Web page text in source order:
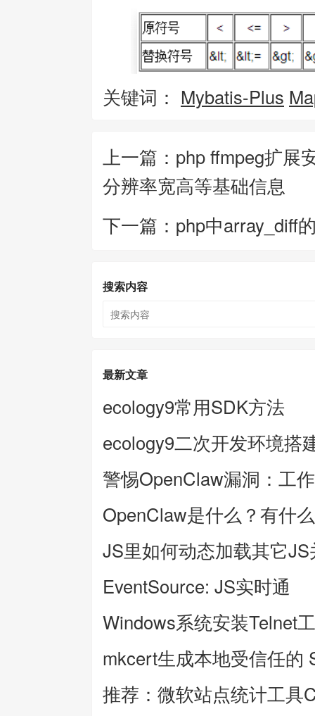
关键词： Mybatis-Plus
上一篇：php ffmpeg扩
分辨率宽高等基础信息
下一篇：php中array_diff
搜索内容
最新文章
ecology9常用SDK方法
ecology9二次开发环境搭
警惕OpenClaw漏洞：工
OpenClaw是什么？有什
JS里如何动态加载其它
EventSource: JS实时通
Windows系统安装Telnet工
mkcert生成本地受信任的
推荐：微软站点统计工具